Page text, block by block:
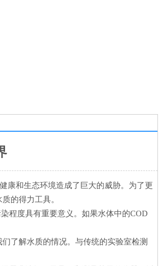
康和生态环境造成了巨大的威胁。为了更
的得力工具。
程度具有重要意义。如果水体中的COD
了解水质的情况。与传统的实验室检测